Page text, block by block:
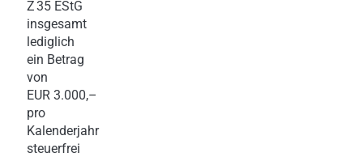
Z 35 EStG
insgesamt
lediglich
ein Betrag
von
EUR 3.000,–
pro
Kalenderjahr
steuerfrei